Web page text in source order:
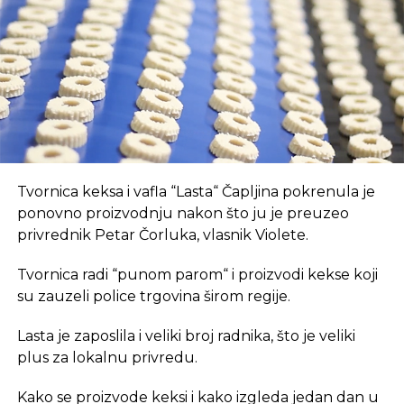
suvremeni način rada.
REKLAMA
U coworking prostoru, radnici su okruženi sličnim
profesionalcima, što potiče produktivnost i radnu
atmosferu koju je teško postići u kućnom
Dodatna prednost coworkinga je umrežavanje i
prostoru omogućava razmjenu ideja, kontakata i
suradnji, čime coworking prostor postaje inkubator
Tvornica keksa i vafla “Lasta“ Čapljina pokrenula je
ponovno proizvodnju nakon što ju je preuzeo
privrednik Petar Čorluka, vlasnik Violete.
Tvornica radi “punom parom“ i proizvodi kekse koji
su zauzeli police trgovina širom regije.
Lasta je zaposlila i veliki broj radnika, što je veliki
plus za lokalnu privredu.
Kako se proizvode keksi i kako izgleda jedan dan u